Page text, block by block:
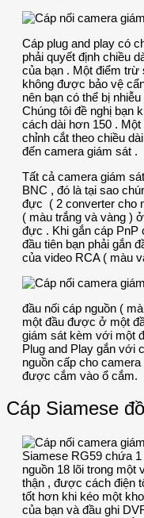
Cáp plug and play có
phải quyết định chiều
của bạn . Một điểm trừ
không được bảo vệ
nên bạn có thể bị
Chúng tôi đề nghị bạn
cách dài hơn 150 .
chỉnh cắt theo chiều
đến camera giám sát .
Tất cả camera giám
BNC , đó là tại sao
đực ( 2 converter cho
( màu trắng và vàng )
đực . Khi gắn cáp PnP
đầu tiên bạn phải gắn
của video RCA ( màu
đầu nối cáp nguồn (
một đầu được ở một
giám sát kèm với một
Plug and Play gắn với
nguồn cấp cho
được cắm vào ổ cắm.
Cáp Siamese
Siamese RG59 chứa
nguồn 18 lõi trong một
thận , được cách điện
tốt hơn khi kéo một
của bạn và đầu ghi